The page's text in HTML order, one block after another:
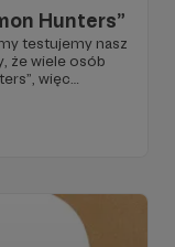
Hunters”
testujemy nasz
że wiele osób
więc